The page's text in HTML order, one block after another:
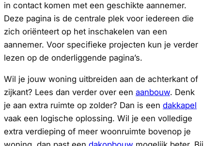
in contact komen met een geschikte aannemer.
Deze pagina is de centrale plek voor iedereen die
zich oriënteert op het inschakelen van een
aannemer. Voor specifieke projecten kun je verder
lezen op de onderliggende pagina’s.
Wil je jouw woning uitbreiden aan de achterkant of
zijkant? Lees dan verder over een aanbouw. Denk
je aan extra ruimte op zolder? Dan is een dakkapel
vaak een logische oplossing. Wil je een volledige
extra verdieping of meer woonruimte bovenop je